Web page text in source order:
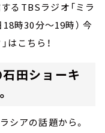
るTBSラジオ「ミラ
18時30分～19時） 今
はこちら！
田ショーキ
シアの話題から。